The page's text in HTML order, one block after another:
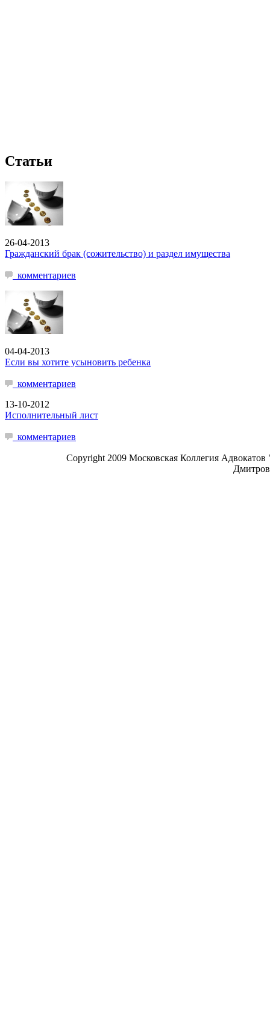
Статьи
26-04-2013
Гражданский брак (сожительство) и раздел имущества
комментариев
04-04-2013
Если вы хотите усыновить ребенка
комментариев
13-10-2012
Исполнительный лист
комментариев
Copyright 2009 Московская Коллегия